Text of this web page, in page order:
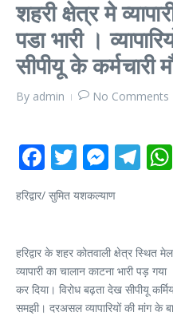
शहरी क्षेत्र मे
पडा भारी ।
सीपीयू के
By admin No Comments
Facebook
Twitter
हरिद्वार/ सुमित यशकल्याण
हरिद्वार के शहर कोतवाली क्षेत्र स्थित
व्यापारी का चालान काटना भारी पड़
कर दिया। विरोध बढ़ता देख सीपीयू
समझी। दरअसल व्यापारियों की मांग के